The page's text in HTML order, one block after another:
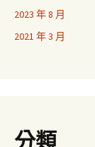
2023 年 8 月
2021 年 3 月
分類